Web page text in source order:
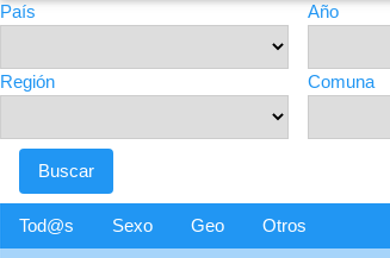
País
Año
Región Comuna
Tod@s Sexo Geo Otros